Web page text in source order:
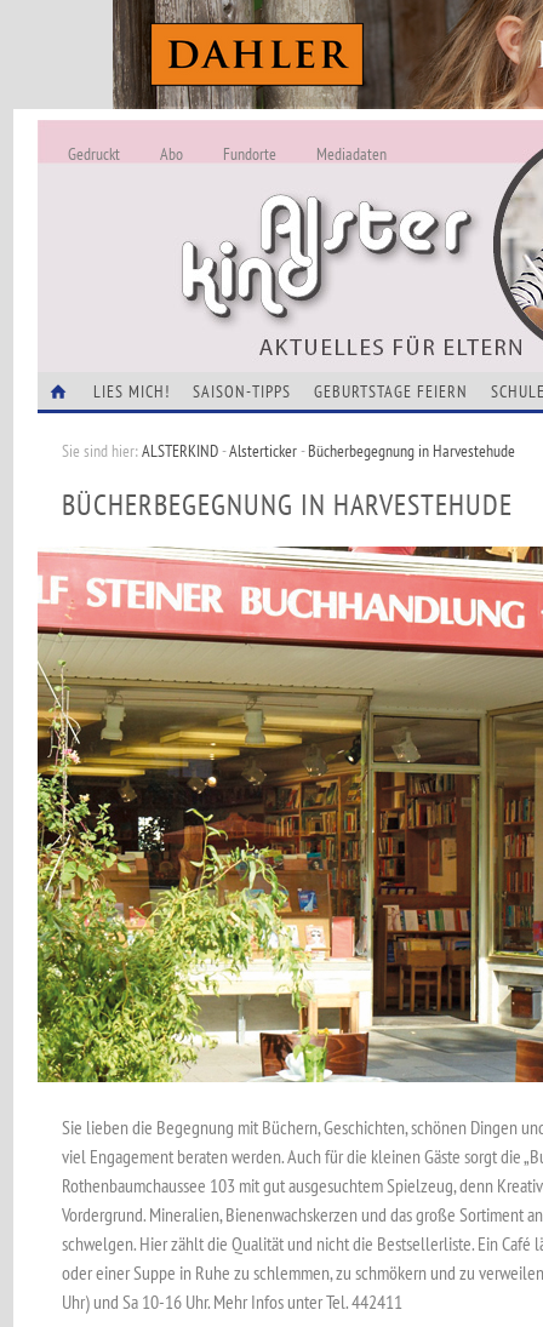
ALSTERKIND -
Alles Neu
Gedruckt Abo Fundorte Mediadaten
LIES MICH! SAISON-TIPPS GEBURTSTAGE FEIERN
Sie sind hier:ALSTERKIND-Alsterticker-Bücherbegegnung in Harvestehude
BÜCHERBEGEGNUNG IN HARVESTEHUDE
Sie lieben die Begegnung mit Büchern, Geschichten, schönen Dingen
viel Engagement beraten werden. Auch für die kleinen Gäste sorgt die
Rothenbaumchaussee 103 mit gut ausgesuchtem Spielzeug, denn
Vordergrund. Mineralien, Bienenwachskerzen und das große Sortiment
schwelgen. Hier zählt die Qualität und nicht die Bestsellerliste. Ein Café
oder einer Suppe in Ruhe zu schlemmen, zu schmökern und zu
Uhr) und Sa 10-16 Uhr. Mehr Infos unter Tel. 442411